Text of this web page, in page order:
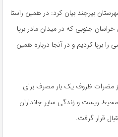
بیرجند بیان کرد: در همین راستا
جنوبی که در میدان مادر برپا
برپا کردیم و در آنجا درباره همین
مضرات ظروف یک بار مصرف برای
زیست و زندگی سایر جانداران
قرار گرفت.